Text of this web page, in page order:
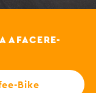
AFACERE-
Bike